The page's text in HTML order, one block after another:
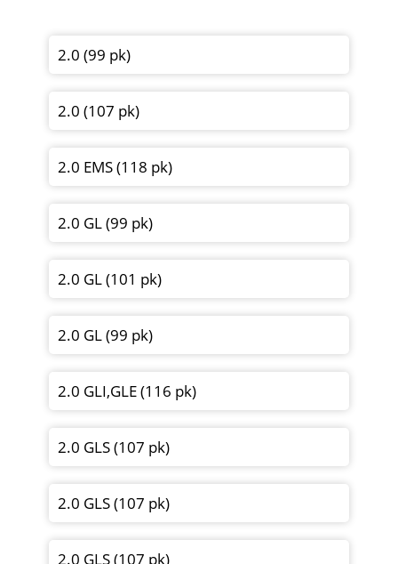
2.0 (99 pk)
2.0 (107 pk)
2.0 EMS (118 pk)
2.0 GL (99 pk)
2.0 GL (101 pk)
2.0 GL (99 pk)
2.0 GLI,GLE (116 pk)
2.0 GLS (107 pk)
2.0 GLS (107 pk)
2.0 GLS (107 pk)